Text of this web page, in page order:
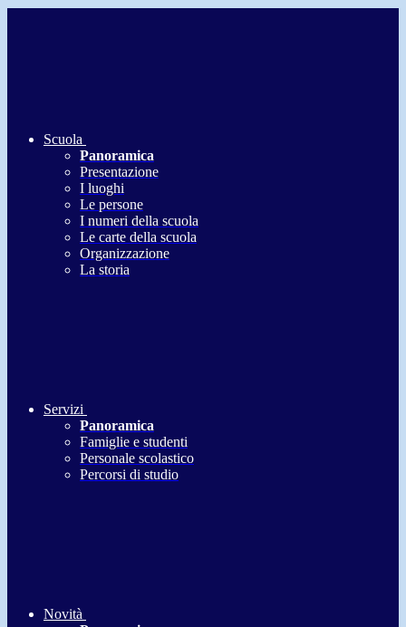
Scuola
Panoramica
Presentazione
I luoghi
Le persone
I numeri della scuola
Le carte della scuola
Organizzazione
La storia
Servizi
Panoramica
Famiglie e studenti
Personale scolastico
Percorsi di studio
Novità